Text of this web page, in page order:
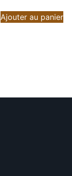
Ajouter au panier